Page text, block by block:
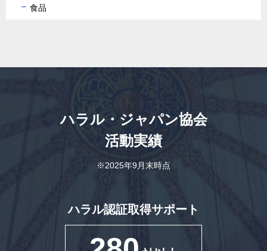
食品
ハラル・ジャパン協会
活動実績
※2025年9月末時点
ハラル認証取得サポート